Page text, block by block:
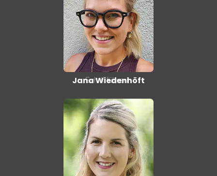
Jana Wiedenhöft
Schriftführerin